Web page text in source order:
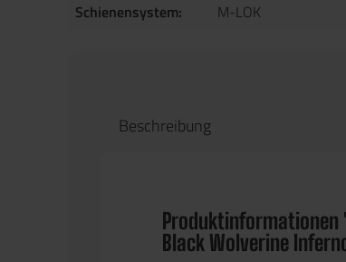
Schienensystem:
M-LOK
Beschreibung
Produktinformationen
Black Wolverine